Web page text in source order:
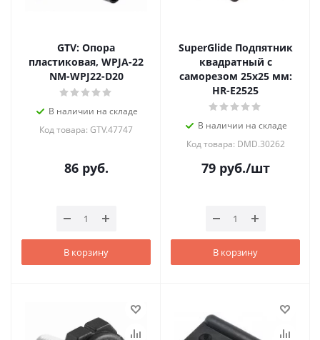
GTV: Опора
пластиковая, WPJA-22
NM-WPJ22-D20
В наличии на складе
Код товара: GTV.47747
86руб.
В корзину
SuperGlide Подпятник
квадратный с
саморезом 25х25 мм:
HR-E2525
В наличии на складе
Код товара: DMD.30262
79руб./шт
В корзину